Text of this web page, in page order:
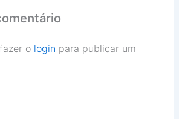
o login para publicar um